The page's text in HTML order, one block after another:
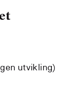
utvikling)